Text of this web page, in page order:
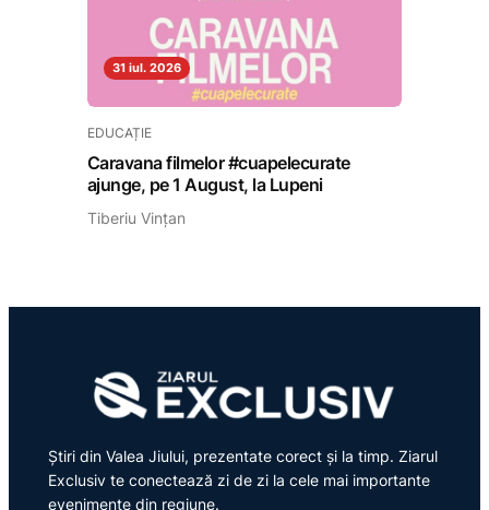
31 iul. 2026
EDUCAȚIE
Caravana filmelor #cuapelecurate
ajunge, pe 1 August, la Lupeni
Tiberiu Vințan
Știri din Valea Jiului, prezentate corect și la timp. Ziarul
Exclusiv te conectează zi de zi la cele mai importante
evenimente din regiune.